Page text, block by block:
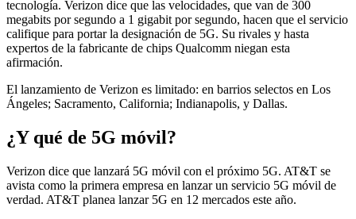
tecnología. Verizon dice que las velocidades, que van de 300
megabits por segundo a 1 gigabit por segundo, hacen que el servicio
califique para portar la designación de 5G. Su rivales y hasta
expertos de la fabricante de chips Qualcomm niegan esta
afirmación.
El lanzamiento de Verizon es limitado: en barrios selectos en Los
Ángeles; Sacramento, California; Indianapolis, y Dallas.
¿Y qué de 5G móvil?
Verizon dice que lanzará 5G móvil con el próximo 5G. AT&T se
avista como la primera empresa en lanzar un servicio 5G móvil de
verdad. AT&T planea lanzar 5G en 12 mercados este año.